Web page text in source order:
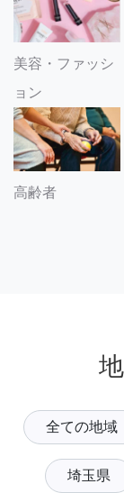
美容・ファッシ
ョン
高齢者
全ての地域
埼玉県